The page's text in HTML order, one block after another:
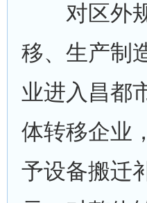
对区外规
移、生产制
业进入昌都
体转移企业
予设备搬迁